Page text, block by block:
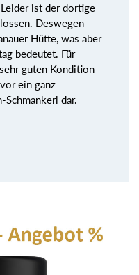
ist der dortige
Deswegen
Hütte, was aber
bedeutet. Für
guten Kondition
ein ganz
Schmankerl dar.